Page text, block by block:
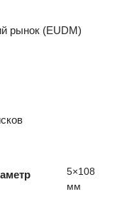
рынок (EUDM)
5×108
мм